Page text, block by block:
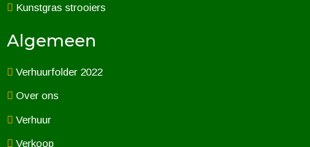
Kunstgras strooiers
Algemeen
Verhuurfolder 2022
Over ons
Verhuur
Verkoop